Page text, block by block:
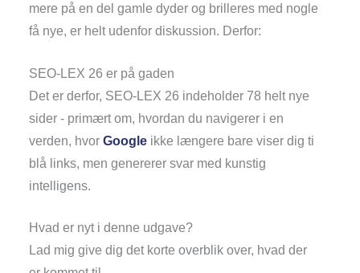
mere på en del gamle dyder og brilleres med nogle
få nye, er helt udenfor diskussion. Derfor:
SEO-LEX 26 er på gaden
Det er derfor, SEO-LEX 26 indeholder 78 helt nye
sider - primært om, hvordan du navigerer i en
verden, hvor Google ikke længere bare viser dig ti
blå links, men genererer svar med kunstig
intelligens.
Hvad er nyt i denne udgave?
Lad mig give dig det korte overblik over, hvad der